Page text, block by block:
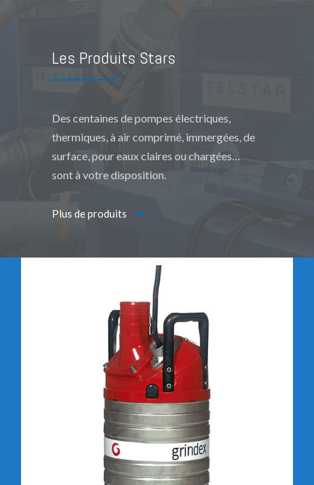
Les Produits Stars
Des centaines de pompes électriques,
thermiques, à air comprimé, immergées, de
surface, pour eaux claires ou chargées…
sont à votre disposition.
Plus de produits